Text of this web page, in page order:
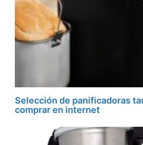
Selección de panificadoras
comprar en internet